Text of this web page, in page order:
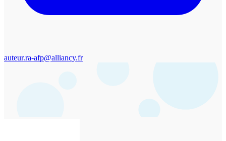
auteur.ra-afp@alliancy.fr